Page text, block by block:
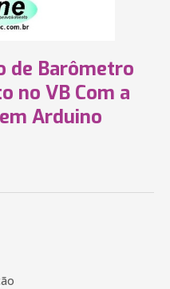
de Barômetro
no VB Com a
Arduino